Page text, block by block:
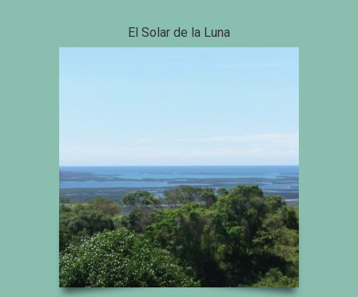
El Solar de la Luna